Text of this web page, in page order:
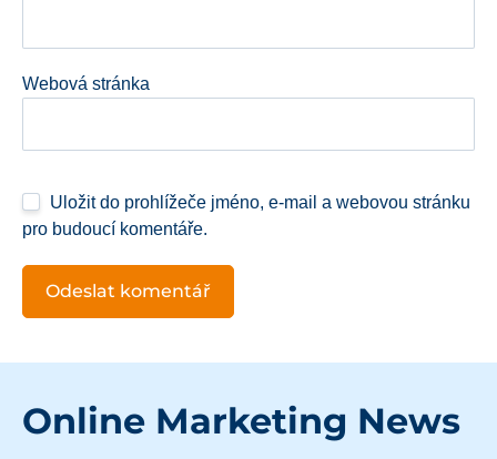
Webová stránka
Uložit do prohlížeče jméno, e-mail a webovou stránku
pro budoucí komentáře.
Online Marketing News